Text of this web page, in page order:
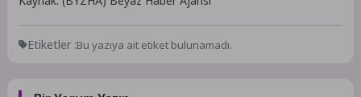
Etiketler :Bu yazıya ait etiket bulunamadı.